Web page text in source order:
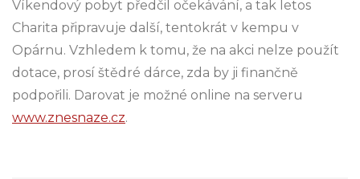
Víkendový pobyt předčil očekávání, a tak letos
Charita připravuje další, tentokrát v kempu v
Opárnu. Vzhledem k tomu, že na akci nelze použít
dotace, prosí štědré dárce, zda by ji finančně
podpořili. Darovat je možné online na serveru
www.znesnaze.cz.